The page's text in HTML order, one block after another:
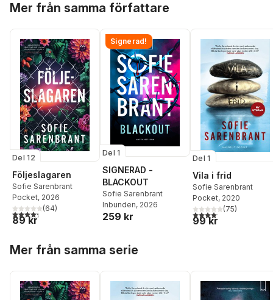
Mer från samma författare
Del 12
Följeslagaren
Sofie Sarenbrant
Pocket, 2026
4,3utav 5 stjärnor. Totalt antal röster:
(64)
89 kr
Signerad!
Del 1
SIGNERAD -
BLACKOUT
Sofie Sarenbrant
Inbunden, 2026
259 kr
Del 1
Vila i frid
Sofie Sarenbrant
Pocket, 2020
4,1utav 5 stjärnor.
(75)
99 kr
Mer från samma serie